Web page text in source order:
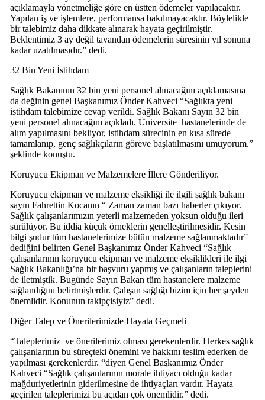
açıklamayla yönetmeliğe göre en üstten ödemeler yapılacaktır.
Yapılan iş ve işlemlere, performansa bakılmayacaktır. Böylelikle
bir talebimiz daha dikkate alınarak hayata geçirilmiştir.
Beklentimiz 3 ay değil tavandan ödemelerin süresinin yıl sonuna
kadar uzatılmasıdır.” dedi.
32 Bin Yeni İstihdam
Sağlık Bakanının 32 bin yeni personel alınacağını açıklamasına
da değinin genel Başkanımız Önder Kahveci “Sağlıkta yeni
istihdam talebimize cevap verildi. Sağlık Bakanı Sayın 32 bin
yeni personel alınacağını açıkladı. Üniversite hastanelerinde de
alım yapılmasını bekliyor, istihdam sürecinin en kısa sürede
tamamlanıp, genç sağlıkçıların göreve başlatılmasını umuyorum.”
şeklinde konuştu.
Koruyucu Ekipman ve Malzemelere İllere Gönderiliyor.
Koruyucu ekipman ve malzeme eksikliği ile ilgili sağlık bakanı
sayın Fahrettin Kocanın “ Zaman zaman bazı haberler çıkıyor.
Sağlık çalışanlarımızın yeterli malzemeden yoksun olduğu ileri
sürülüyor. Bu iddia küçük örneklerin genelleştirilmesidir. Kesin
bilgi şudur tüm hastanelerimize bütün malzeme sağlanmaktadır”
dediğini belirten Genel Başkanımız Önder Kahveci “Sağlık
çalışanlarının koruyucu ekipman ve malzeme eksiklikleri ile ilgi
Sağlık Bakanlığı’na bir başvuru yapmış ve çalışanların taleplerini
de iletmiştik. Bugünde Sayın Bakan tüm hastanelere malzeme
sağlandığını belirtmişlerdir. Çalışan sağlığı bizim için her şeyden
önemlidir. Konunun takipçisiyiz” dedi.
Diğer Talep ve Önerilerimizde Hayata Geçmeli
“Taleplerimiz ve önerilerimiz olması gerekenlerdir. Herkes sağlık
çalışanlarının bu süreçteki önemini ve hakkını teslim ederken de
yapılması gerekenlerdir. “diyen Genel Başkanımız Önder
Kahveci “Sağlık çalışanlarının morale ihtiyacı olduğu kadar
mağduriyetlerinin giderilmesine de ihtiyaçları vardır. Hayata
geçirilen taleplerimizi bu açıdan çok önemlidir.” dedi.